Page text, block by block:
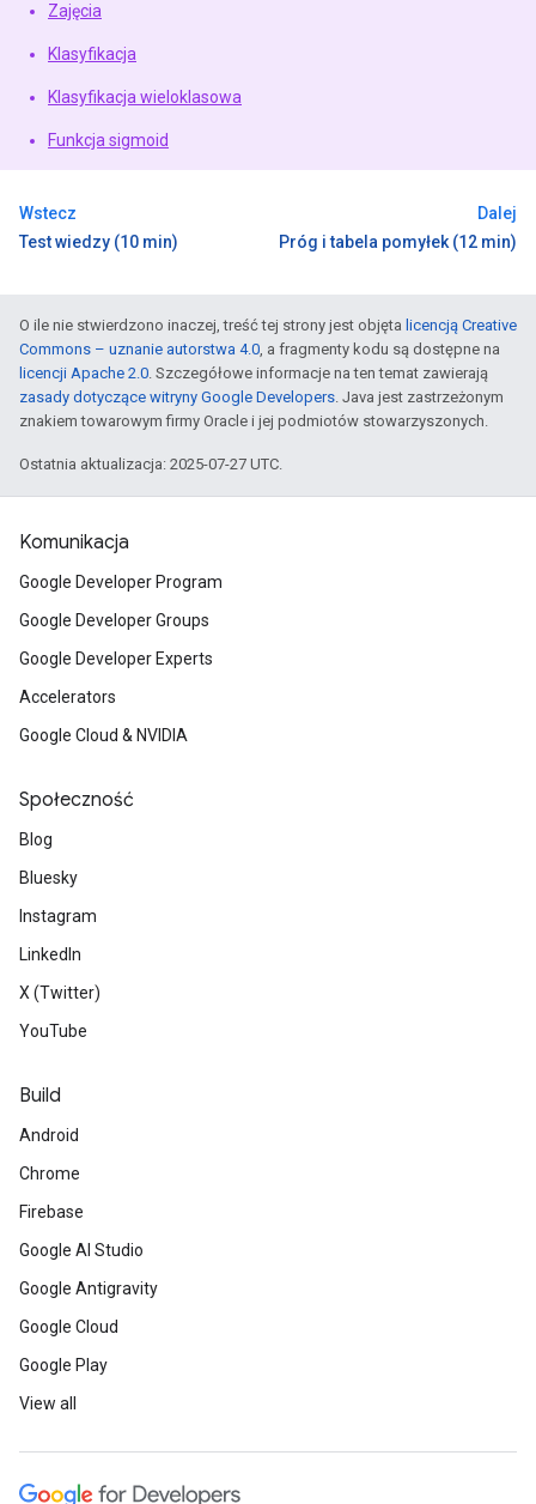
Zajęcia
Klasyfikacja
Klasyfikacja wieloklasowa
Funkcja sigmoid
Wstecz
Test wiedzy (10 min)
Dalej
Próg i tabela pomyłek (12 min)
O ile nie stwierdzono inaczej, treść tej strony jest objęta licencją Creative
Commons – uznanie autorstwa 4.0, a fragmenty kodu są dostępne na
licencji Apache 2.0. Szczegółowe informacje na ten temat zawierają
zasady dotyczące witryny Google Developers. Java jest zastrzeżonym
znakiem towarowym firmy Oracle i jej podmiotów stowarzyszonych.
Ostatnia aktualizacja: 2025-07-27 UTC.
Komunikacja
Google Developer Program
Google Developer Groups
Google Developer Experts
Accelerators
Google Cloud & NVIDIA
Społeczność
Blog
Bluesky
Instagram
LinkedIn
X (Twitter)
YouTube
Build
Android
Chrome
Firebase
Google AI Studio
Google Antigravity
Google Cloud
Google Play
View all